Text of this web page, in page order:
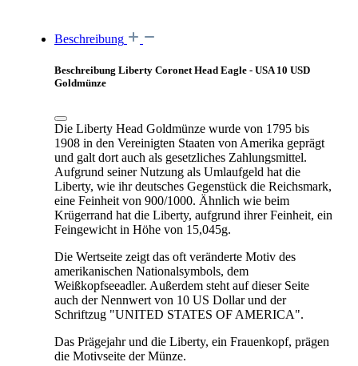
Beschreibung
Beschreibung Liberty Coronet Head Eagle - USA 10 USD
Goldmünze
Die Liberty Head Goldmünze wurde von 1795 bis
1908 in den Vereinigten Staaten von Amerika geprägt
und galt dort auch als gesetzliches Zahlungsmittel.
Aufgrund seiner Nutzung als Umlaufgeld hat die
Liberty, wie ihr deutsches Gegenstück die Reichsmark,
eine Feinheit von 900/1000. Ähnlich wie beim
Krügerrand hat die Liberty, aufgrund ihrer Feinheit, ein
Feingewicht in Höhe von 15,045g.
Die Wertseite zeigt das oft veränderte Motiv des
amerikanischen Nationalsymbols, dem
Weißkopfseeadler. Außerdem steht auf dieser Seite
auch der Nennwert von 10 US Dollar und der
Schriftzug "UNITED STATES OF AMERICA".
Das Prägejahr und die Liberty, ein Frauenkopf, prägen
die Motivseite der Münze.